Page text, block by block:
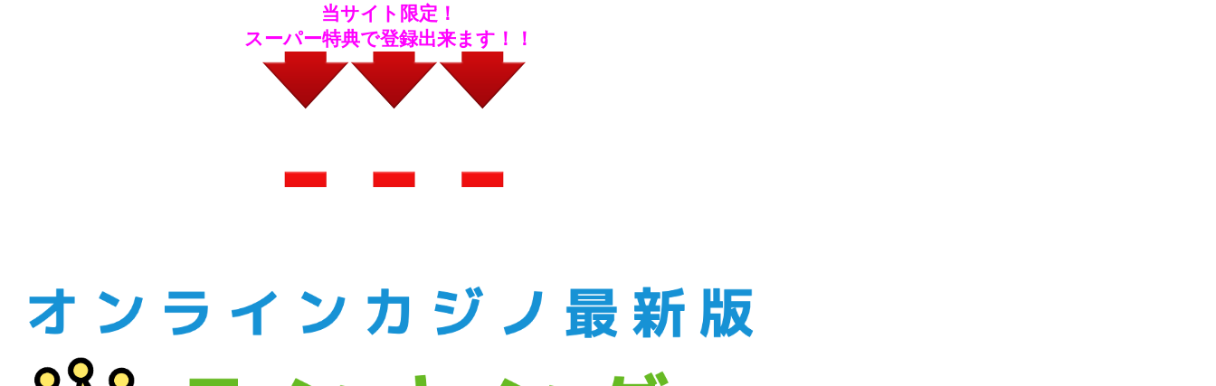
当サイト限定！
スーパー特典で登録出来ます！！